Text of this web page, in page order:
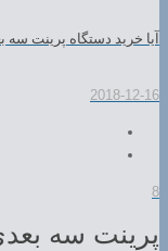
آیا خرید دستگاه پرینت
2018-12-16
8
پرینت سه